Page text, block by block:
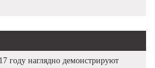
году наглядно демонстрируют